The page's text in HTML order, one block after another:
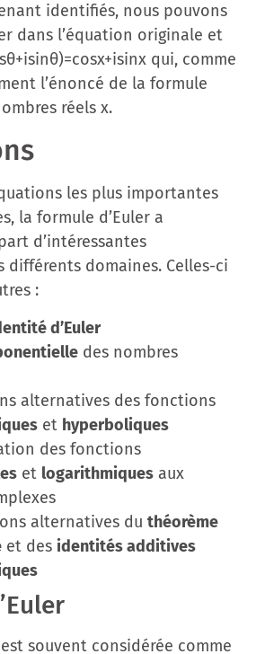
identifiés, nous pouvons
dans l’équation originale et
qui, comme
l’énoncé de la formule
réels x.
les plus importantes
la formule d’Euler a
d’intéressantes
différents domaines. Celles-ci
:
d’Euler
des nombres
alternatives des fonctions
et hyperboliques
des fonctions
et logarithmiques aux
alternatives du théorème
et des identités additives
est souvent considérée comme